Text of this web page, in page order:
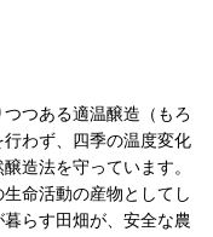
つある適温醸造（もろ
わず、四季の温度変化
造法を守っています。
命活動の産物としてし
らす田畑が、安全な農